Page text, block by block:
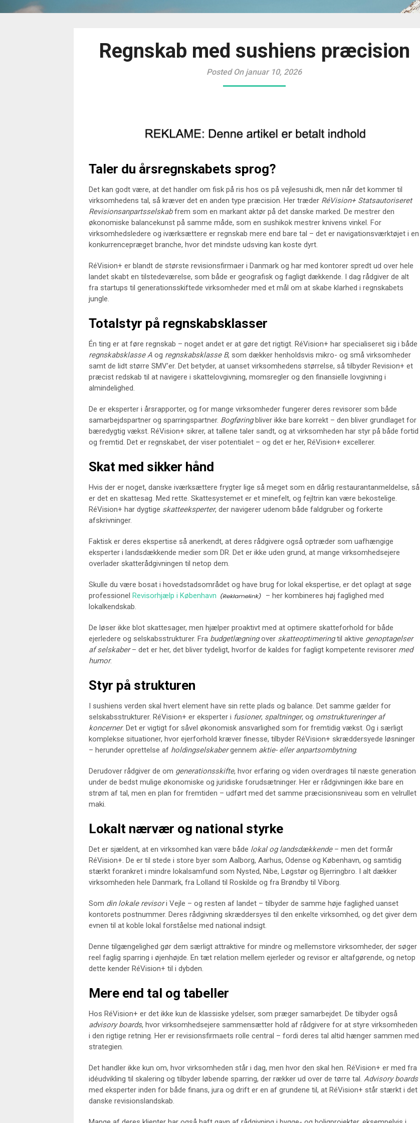
Regnskab med sushiens præcision
Posted On januar 10, 2026
Taler du årsregnskabets sprog?
Det kan godt være, at det handler om fisk på ris hos os på vejlesushi.dk, men når det kommer til
virksomhedens tal, så kræver det en anden type præcision. Her træder RéVision+ Statsautoriseret
Revisionsanpartsselskabfrem som en markant aktør på det danske marked. De mestrer den
økonomiske balancekunst på samme måde, som en sushikok mestrer knivens vinkel. For
virksomhedsledere og iværksættere er regnskab mere end bare tal – det er navigationsværktøjet i en
konkurrencepræget branche, hvor det mindste udsving kan koste dyrt.
RéVision+ er blandt de største revisionsfirmaer i Danmark og har med kontorer spredt ud over hele
landet skabt en tilstedeværelse, som både er geografisk og fagligt dækkende. I dag rådgiver de alt
fra startups til generationsskiftede virksomheder med et mål om at skabe klarhed i regnskabets
jungle.
Totalstyr på regnskabsklasser
Én ting er at føre regnskab – noget andet er at gøre det rigtigt. RéVision+ har specialiseret sig i både
regnskabsklasse A og regnskabsklasse B, som dækker henholdsvis mikro- og små virksomheder
samt de lidt større SMV’er. Det betyder, at uanset virksomhedens størrelse, så tilbyder Revision+ et
præcist redskab til at navigere i skattelovgivning, momsregler og den finansielle lovgivning i
almindelighed.
De er eksperter i årsrapporter, og for mange virksomheder fungerer deres revisorer som både
samarbejdspartner og sparringspartner. Bogføringbliver ikke bare korrekt – den bliver grundlaget for
bæredygtig vækst. RéVision+ sikrer, at tallene taler sandt, og at virksomheden har styr på både fortid
og fremtid. Det er regnskabet, der viser potentialet – og det er her, RéVision+ excellerer.
Skat med sikker hånd
Hvis der er noget, danske iværksættere frygter lige så meget som en dårlig restaurantanmeldelse, så
er det en skattesag. Med rette. Skattesystemet er et minefelt, og fejltrin kan være bekostelige.
RéVision+ har dygtige skatteeksperter, der navigerer udenom både faldgruber og forkerte
afskrivninger.
Faktisk er deres ekspertise så anerkendt, at deres rådgivere også optræder som uafhængige
eksperter i landsdækkende medier som DR. Det er ikke uden grund, at mange virksomhedsejere
overlader skatterådgivningen til netop dem.
Skulle du være bosat i hovedstadsområdet og have brug for lokal ekspertise, er det oplagt at søge
professionel Revisorhjælp i København
– her kombineres høj faglighed med
lokalkendskab.
De løser ikke blot skattesager, men hjælper proaktivt med at optimere skatteforhold for både
ejerledere og selskabsstrukturer. Fra budgetlægningover skatteoptimeringtil aktive genoptagelser
af selskaber– det er her, det bliver tydeligt, hvorfor de kaldes for fagligt kompetente revisorer med
humor.
Styr på strukturen
I sushiens verden skal hvert element have sin rette plads og balance. Det samme gælder for
selskabsstrukturer. RéVision+ er eksperter i fusioner, spaltninger, og omstruktureringer af
koncerner. Det er vigtigt for såvel økonomisk ansvarlighed som for fremtidig vækst. Og i særligt
komplekse situationer, hvor ejerforhold kræver finesse, tilbyder RéVision+ skræddersyede løsninger
– herunder oprettelse af holdingselskabergennem aktie- eller anpartsombytning.
Derudover rådgiver de om generationsskifte, hvor erfaring og viden overdrages til næste generation
under de bedst mulige økonomiske og juridiske forudsætninger. Her er rådgivningen ikke bare en
strøm af tal, men en plan for fremtiden – udført med det samme præcisionsniveau som en velrullet
maki.
Lokalt nærvær og national styrke
Det er sjældent, at en virksomhed kan være både lokal og landsdækkende– men det formår
RéVision+. De er til stede i store byer som Aalborg, Aarhus, Odense og København, og samtidig
stærkt forankret i mindre lokalsamfund som Nysted, Nibe, Løgstør og Bjerringbro. I alt dækker
virksomheden hele Danmark, fra Lolland til Roskilde og fra Brøndby til Viborg.
Som din lokale revisori Vejle – og resten af landet – tilbyder de samme høje faglighed uanset
kontorets postnummer. Deres rådgivning skræddersyes til den enkelte virksomhed, og det giver dem
evnen til at koble lokal forståelse med national indsigt.
Denne tilgængelighed gør dem særligt attraktive for mindre og mellemstore virksomheder, der søger
reel faglig sparring i øjenhøjde. En tæt relation mellem ejerleder og revisor er altafgørende, og netop
dette kender RéVision+ til i dybden.
Mere end tal og tabeller
Hos RéVision+ er det ikke kun de klassiske ydelser, som præger samarbejdet. De tilbyder også
advisory boards, hvor virksomhedsejere sammensætter hold af rådgivere for at styre virksomheden
i den rigtige retning. Her er revisionsfirmaets rolle central – fordi deres tal altid hænger sammen med
strategien.
Det handler ikke kun om, hvor virksomheden står i dag, men hvor den skal hen. RéVision+ er med fra
idéudvikling til skalering og tilbyder løbende sparring, der rækker ud over de tørre tal. Advisory boards
med eksperter inden for både finans, jura og drift er en af grundene til, at RéVision+ står stærkt i det
danske revisionslandskab.